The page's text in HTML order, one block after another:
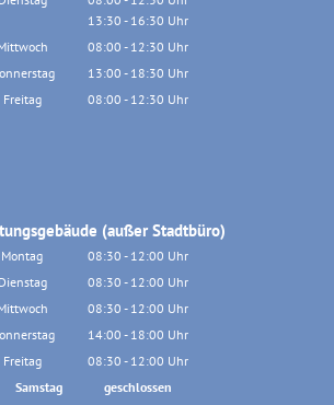
Von 08:00 bis 12:30 Uhr
13:30 - 16:30 Uhr
Von 13:30 bis 16:30 Uhr
08:00 - 12:30 Uhr
Von 08:00 bis 12:30 Uhr
13:00 - 18:30 Uhr
Von 13:00 bis 18:30 Uhr
Freitag 08:00 - 12:30 Uhr
(außer Stadtbüro)
Montag 08:30 - 12:00 Uhr
Von 08:30 bis 12:00 Uhr
Dienstag 08:30 - 12:00 Uhr
Von 08:30 bis 12:00 Uhr
08:30 - 12:00 Uhr
Von 08:30 bis 12:00 Uhr
14:00 - 18:00 Uhr
Von 14:00 bis 18:00 Uhr
Freitag 08:30 - 12:00 Uhr
Von 08:30 bis 12:00 Uhr
Samstag geschlossen